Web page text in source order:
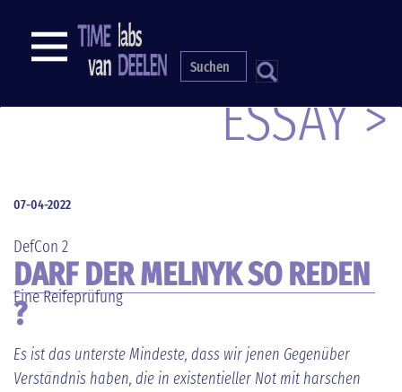
S
NAVIGATION
ESSAY >
DefCon 2
DARF DER MELNYK SO REDEN
?
Eine Reifeprüfung
07-04-2022
Es ist das unterste Mindeste, dass wir jenen Gegenüber
Verständnis haben, die in existentieller Not mit harschen